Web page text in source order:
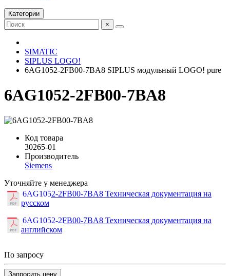
Категории
×
SIMATIC
SIPLUS LOGO!
6AG1052-2FB00-7BA8 SIPLUS модульный LOGO! pure
6AG1052-2FB00-7BA8
Код товара
30265-01
Производитель
Siemens
Уточняйте у менеджера
6AG1052-2FB00-7BA8 Техническая документация на
русском
6AG1052-2FB00-7BA8 Техническая документация на
английском
По запросу
Запросить цену